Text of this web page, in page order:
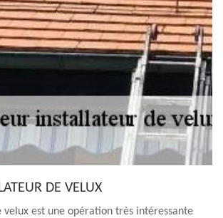
DE VELUX
velux est une opération très intéressante